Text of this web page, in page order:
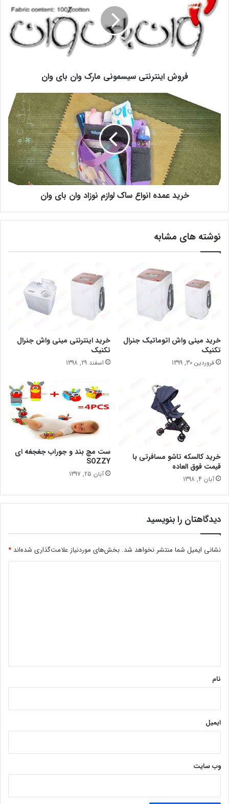
فروش اینترنتی سیسمونی مارک وان بای وان
خرید عمده انواع ساک لوازم نوزاد وان بای وان
نوشته های مشابه
خرید مینی واش اتوماتیک جنرال
تکنیک
فروردین 30, 1399
خرید اینترنتی مینی واش جنرال
تکنیک
اسفند 29, 1398
خرید کالسکه تاشو مسافرتی با
قیمت فوق العاده
آبان 4, 1398
ست مچ بند و جوراب جغجغه ای
SOZZY
آبان 25, 1397
دیدگاهتان را بنویسید
نشانی ایمیل شما منتشر نخواهد شد. بخش‌های موردنیاز علامت‌گذاری شده‌اند *
نام
ایمیل
وب‌ سایت